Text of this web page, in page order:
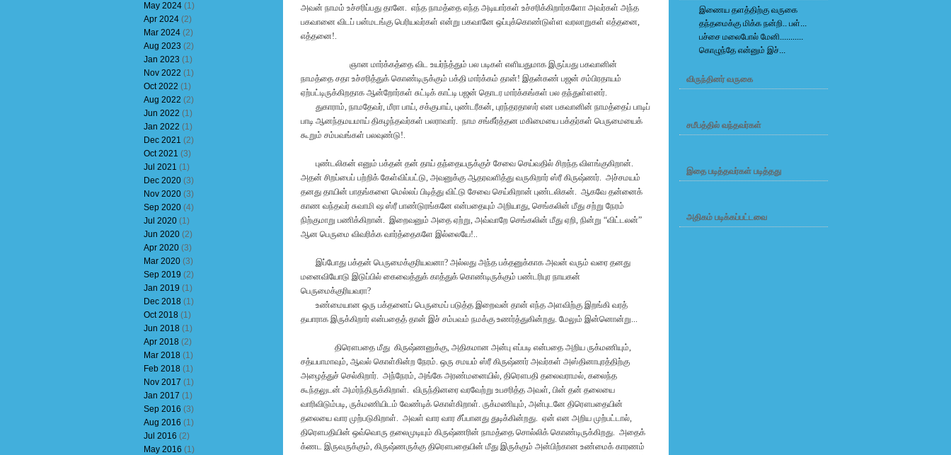
May 2024(1)
Apr 2024(2)
Mar 2024(2)
Aug 2023 (2)
Jan 2023 (1)
Nov 2022 (1)
Oct 2022 (1)
Aug 2022 (2)
Jun 2022 (1)
Jan 2022 (1)
Dec 2021 (2)
Oct 2021 (3)
Jul 2021 (1)
Dec 2020(3)
Nov 2020(3)
Sep 2020(4)
Jul 2020(1)
Jun 2020(2)
Apr 2020(3)
Mar 2020(3)
Sep 2019 (2)
Jan 2019 (1)
Dec 2018(1)
Oct 2018(1)
Jun 2018(1)
Apr 2018(2)
Mar 2018(1)
Feb 2018(1)
Nov 2017 (1)
Jan 2017 (1)
Sep 2016 (3)
Aug 2016 (1)
Jul 2016 (2)
May 2016 (1)
அவன் நாமம் உச்சரிப்பது தானே. எந்த நாமத்தை எந்த அடியார்கள் உச்சரிக்கிறார்களோ அவர்கள் அந்த
பகவானை விடப் பன்மடங்கு பெரியவர்கள் என்று பகவானே ஒப்புக்கொண்டுள்ள வரலாறுகள் எத்தனை,
எத்தனை!.
ஞான மார்க்கத்தை விட உயர்ந்த்தும் பல படிகள் எளியதுமாக இருப்பது பகவானின்
நாமத்தை சதா உச்சரித்துக் கொண்டிருக்கும் பக்தி மார்க்கம் தான்! இதன்கண் பஜன் சம்பிரதாயம்
ஏற்பட்டிருக்கிறதாக ஆன்றோர்கள் சுட்டிக் காட்டி பஜன் தொடர மார்க்கங்கள் பல தந்துள்ளனர்.
துகாராம், நாமதேவர், மீரா பாய், சக்குபாய், புண்டரீகன், புரந்தரதாஸர் என பகவானின் நாமத்தைப் பாடிப்
பாடி ஆனந்தமயமாய் திகழந்தவர்கள் பலராவார். நாம சங்கீர்த்தன மகிமையை பக்தர்கள் பெருமையைக்
கூறும் சம்பவங்கள் பலவுண்டு!.
புண்டலிகன் எனும் பக்தன் தன் தாய் தந்தையருக்குச் சேவை செய்வதில் சிறந்த விளங்குகிறான்.
அதன் சிறப்பைப் பற்றிக் கேள்விப்பட்டு, அவனுக்கு ஆதரவளித்து வருகிறார் ஸ்ரீ கிருஷ்ணர். அச்சமயம்
தனது தாயின் பாதங்களை மெல்லப் பிடித்து விட்டு சேவை செய்கிறான் புண்டலிகன். ஆகவே தன்னைக்
காண வந்தவர் சுவாமி ஷ ஸ்ரீ பாண்டுரங்கனே என்பதையும் அறியாது, செங்கலின் மீது சற்று நேரம்
நிற்குமாறு பணிக்கிறான். இறைவனும் அதை ஏற்று, அவ்வாறே செங்கலின் மீது ஏறி, நின்று “விட்டலன்”
ஆன பெருமை விவரிக்க வார்த்தைகளே இல்லையே!..
இப்போது பக்தன் பெருமைக்குரியவனா? அல்லது அந்த பக்தனுக்காக அவன் வரும் வரை தனது
மனைவியோடு இடுப்பில் கைவைத்துக் காத்துக் கொண்டிருக்கும் பண்டரிபுர நாயகன்
பெருமைக்குரியவரா?
உண்மையான ஒரு பக்தனைப் பெருமைப் படுத்த இறைவன் தான் எந்த அளவிற்கு இறங்கி வரத்
தயாராக இருக்கிறார் என்பதைத் தான் இச் சம்பவம் நமக்கு உணர்த்துகின்றது. மேலும் இன்னொன்று...
திரௌபதை மீது கிருஷ்ணனுக்கு, அதிகமான அன்பு எப்படி என்பதை அறிய ருக்மணியும்,
சத்யபாமாவும், ஆவல் கொள்கின்ற நேரம். ஒரு சமயம் ஸ்ரீ கிருஷ்ணர் அவர்கள் அஸ்தினாபுரத்திற்கு
அழைத்துச் செல்கிறார். அந்நேரம், அங்கே அரண்மனையில், திரௌபதி தலைவராமல், கலைந்த
கூந்தலுடன் அமர்ந்திருக்கிறாள். விருந்தினரை வரவேற்று உபசரித்த அவள், பின் தன் தலையை
வாரிவிடும்படி, ருக்மணியிடம் வேண்டிக் கொள்கிறாள். ருக்மணியும், அன்புடனே திரௌபதையின்
தலையை வார முற்படுகிறாள். அவள் வார வார சீப்பானது துடிக்கின்றது. ஏன் என அறிய முற்பட்டால்,
திரௌபதியின் ஒவ்வொரு தலைமுடியும் கிருஷ்ணரின் நாமத்தை சொல்லிக் கொண்டிருக்கிறது. அதைக்
க்ணட இருவருக்கும், கிருஷ்ணருக்கு திரௌபதையின் மீது இருக்கும் அன்பிற்கான உண்மைக் காரணம்
இணைய தளத்திற்கு வருகை
தந்தமைக்கு மிக்க நன்றி.. பள்...
பச்சை மலைபோல் மேனி...........
கொழுந்தே என்னும் இச்...
விருந்தினர் வருகை
சமீபத்தில் வந்தவர்கள்
இதை படித்தவர்கள் படித்தது
அதிகம் படிக்கப்பட்டவை